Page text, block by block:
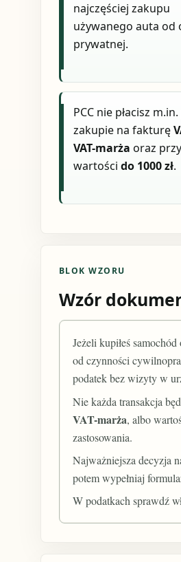
najczęściej zakupu
używanego auta od
prywatnej.
PCC nie płacisz
zakupie na fakturę
VAT-marża oraz przy
wartoścido 1000 zł.
BLOK WZORU
Wzór
Jeżeli kupiłeś
od czynności
podatek bez wizyty w
Nie każda transakcja
VAT-marża, albo
zastosowania.
Najważniejsza decyzja
potem wypełniaj
W podatkach sprawdź